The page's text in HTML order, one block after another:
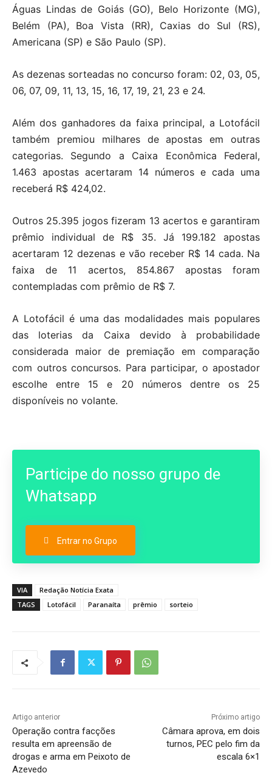
Águas Lindas de Goiás (GO), Belo Horizonte (MG),
Belém (PA), Boa Vista (RR), Caxias do Sul (RS),
Americana (SP) e São Paulo (SP).
As dezenas sorteadas no concurso foram: 02, 03, 05,
06, 07, 09, 11, 13, 15, 16, 17, 19, 21, 23 e 24.
Além dos ganhadores da faixa principal, a Lotofácil
também premiou milhares de apostas em outras
categorias. Segundo a Caixa Econômica Federal,
1.463 apostas acertaram 14 números e cada uma
receberá R$ 424,02.
Outros 25.395 jogos fizeram 13 acertos e garantiram
prêmio individual de R$ 35. Já 199.182 apostas
acertaram 12 dezenas e vão receber R$ 14 cada. Na
faixa de 11 acertos, 854.867 apostas foram
contempladas com prêmio de R$ 7.
A Lotofácil é uma das modalidades mais populares
das loterias da Caixa devido à probabilidade
considerada maior de premiação em comparação
com outros concursos. Para participar, o apostador
escolhe entre 15 e 20 números dentre os 25
disponíveis no volante.
Participe do nosso grupo de
Whatsapp
Entrar no Grupo
VIA
Redação Notícia Exata
TAGS
Lotofácil Paranaíta prêmio sorteio
Artigo anterior
Operação contra facções
resulta em apreensão de
drogas e arma em Peixoto de
Azevedo
Próximo artigo
Câmara aprova, em dois
turnos, PEC pelo fim da
escala 6×1